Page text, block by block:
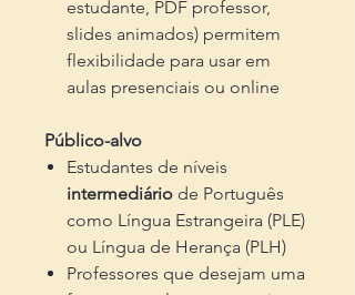
estudante, PDF professor,
slides animados) permitem
flexibilidade para usar em
aulas presenciais ou online
Público-alvo
Estudantes de níveis
intermediário de Português
como Língua Estrangeira (PLE)
ou Língua de Herança (PLH)
Professores que desejam uma